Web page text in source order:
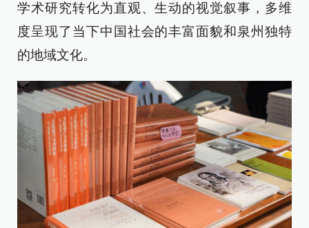
学术研究转化为直观、生动的视觉叙事，多维
度呈现了当下中国社会的丰富面貌和泉州独特
的地域文化。